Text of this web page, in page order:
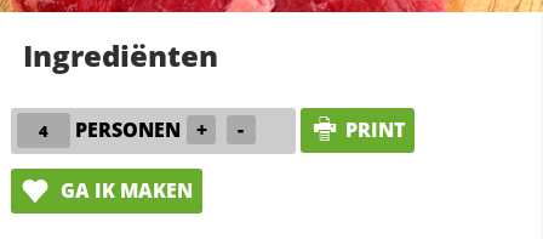
Ingrediënten
PERSONEN + - PRINT
GA IK MAKEN